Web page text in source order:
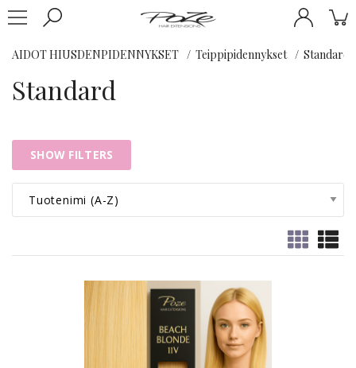
AIDOT HIUSDENPIDENNYKSET Teippipidennykset Standard
Standard
SHOW FILTERS